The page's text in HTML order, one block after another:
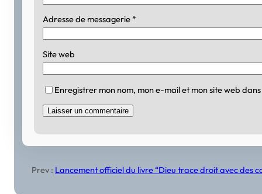
Adresse de messagerie *
Site web
Enregistrer mon nom, mon e-mail et mon site web
Prev : Lancement officiel du livre “Dieu trace droit avec des